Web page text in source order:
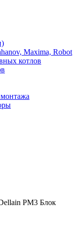
Maxima, Robot
котлов
Блок